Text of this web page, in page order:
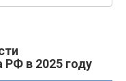
РФ в 2025 году